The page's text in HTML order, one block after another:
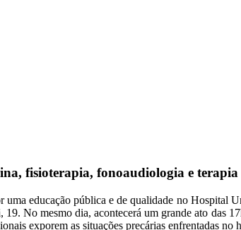
fisioterapia, fonoaudiologia e
uma educação pública e de qualidade no
No mesmo dia, acontecerá um grande ato das
exporem as situações precárias enfrentadas no